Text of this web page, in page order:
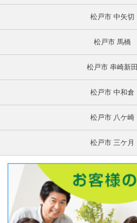
松戸市 中矢切
松戸市 馬橋
松戸市 串崎新田
松戸市 中和倉
松戸市 八ケ崎
松戸市 三ケ月